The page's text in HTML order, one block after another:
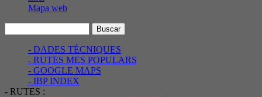
Mapa web
- DADES TÈCNIQUES
- RUTES MES POPULARS
- GOOGLE MAPS
- IBP INDEX
- RUTES :